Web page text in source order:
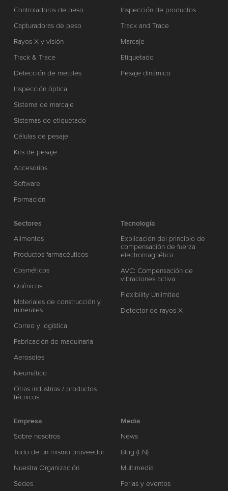
Controladoras de peso
Capturadoras de peso
Rayos X y visión
Track & Trace
Detección de metales
Inspección óptica
Sistema de marcaje
Sistemas de etiquetado
Células de pesaje
Kits de pesaje
Accesorios
Software
Formación
Inspección de productos
Track and Trace
Marcaje
Etiquetado
Pesaje dinámico
Sectores
Alimentos
Productos farmacéuticos
Cosméticos
Químicos
Materiales de construcción y
minerales
Correo y logística
Fabricación de maquinaria
Aerosoles
Neumático
Otras industrias / productos
técnicos
Tecnología
Explicación del principio de
compensación de fuerza
electromagnética
AVC: Compensación de
vibraciones activa
Flexibility Unlimited
Detector de rayos X
Empresa
Sobre nosotros
Todo de un mismo proveedor
Nuestra Organización
Sedes
Media
News
Blog (EN)
Multimedia
Ferias y eventos